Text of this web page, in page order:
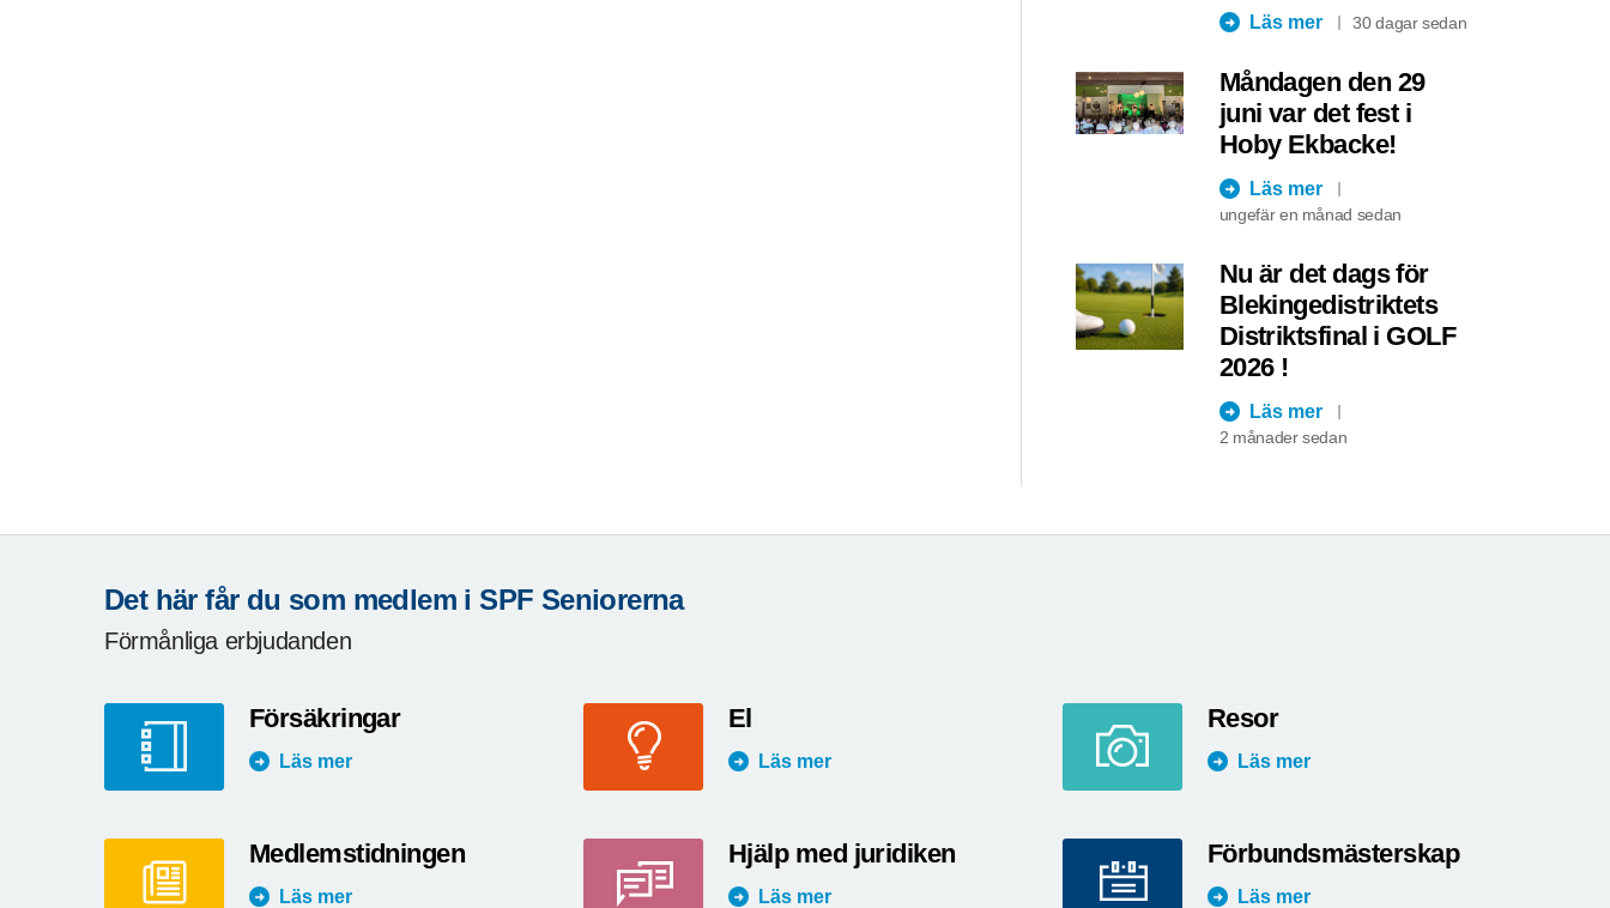
Läs mer 30 dagar sedan
Måndagen den 29
juni var det fest i
Hoby Ekbacke!
Läs mer
ungefär en månad sedan
Nu är det dags för
Blekingedistriktets
Distriktsfinal i GOLF
2026 !
Läs mer
2 månader sedan
Det här får du som medlem i SPF Seniorerna
Förmånliga erbjudanden
Försäkringar
Läs mer
El
Läs mer
Resor
Läs mer
Medlemstidningen
Läs mer
Hjälp med juridiken
Läs mer
Förbundsmästerskap
Läs mer